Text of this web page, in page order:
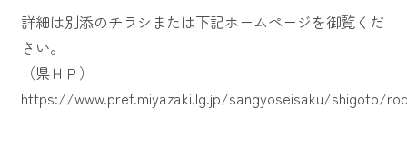
詳細は別添のチラシまたは下記ホームページを御覧くだ
さい。
（県ＨＰ）
https://www.pref.miyazaki.lg.jp/sangyoseisaku/shigoto/